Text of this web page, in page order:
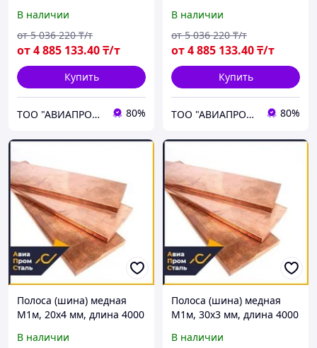
мягкая
В наличии
от4 885 133.40₸/т
от 5 036 220 ₸/т
Купить
ТОО "АВИАПРОМСТАЛЬ" 80%
мягкая
В наличии
от4 885 133.40₸/т
от 5 036 220 ₸/т
Купить
ТОО "АВИАПРОМСТАЛЬ" 80%
Полоса (шина) медная
М1м, 20х4 мм, длина 4000
В наличии
Полоса (шина) медная
М1м, 30х3 мм, длина 4000
В наличии